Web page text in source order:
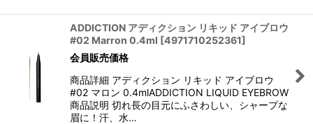
ADDICTION アディクション リキッド アイブロウ
#02 Marron 0.4ml [4971710252361]
会員販売価格
商品詳細 アディクション リキッド アイブロウ
#02 マロン 0.4mlADDICTION LIQUID EYEBROW
商品説明 切れ長の目元にふさわしい、シャープな
眉に！汗、水…